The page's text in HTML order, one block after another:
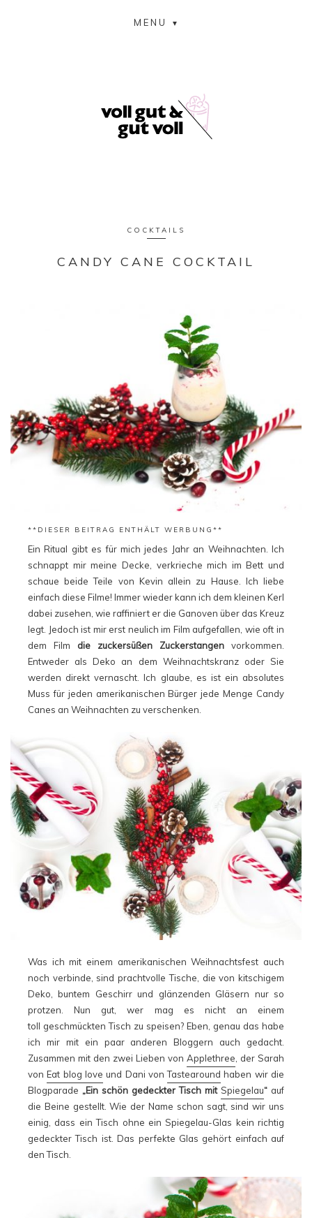
MENU
COCKTAILS
CANDY CANE COCKTAIL
**DIESER BEITRAG ENTHÄLT WERBUNG**
Ein Ritual gibt es für mich jedes Jahr an Weihnachten. Ich
schnappt mir meine Decke, verkrieche mich im Bett und
schaue beide Teile von Kevin allein zu Hause. Ich liebe
einfach diese Filme! Immer wieder kann ich dem kleinen Kerl
dabei zusehen, wie raffiniert er die Ganoven über das Kreuz
legt. Jedoch ist mir erst neulich im Film aufgefallen, wie oft in
dem Film die zuckersüßen Zuckerstangen vorkommen.
Entweder als Deko an dem Weihnachtskranz oder Sie
werden direkt vernascht. Ich glaube, es ist ein absolutes
Muss für jeden amerikanischen Bürger jede Menge Candy
Canes an Weihnachten zu verschenken.
Was ich mit einem amerikanischen Weihnachtsfest auch
noch verbinde, sind prachtvolle Tische, die von kitschigem
Deko, buntem Geschirr und glänzenden Gläsern nur so
protzen. Nun gut, wer mag es nicht an einem
toll geschmückten Tisch zu speisen? Eben, genau das habe
ich mir mit ein paar anderen Bloggern auch gedacht.
Zusammen mit den zwei Lieben von Applethree , der Sarah
vonEat blog love und Dani vonTastearound haben wir die
Blogparade „Ein schön gedeckter Tisch mit Spiegelau“ auf
die Beine gestellt. Wie der Name schon sagt, sind wir uns
einig, dass ein Tisch ohne ein Spiegelau-Glas kein richtig
gedeckter Tisch ist. Das perfekte Glas gehört einfach auf
den Tisch.